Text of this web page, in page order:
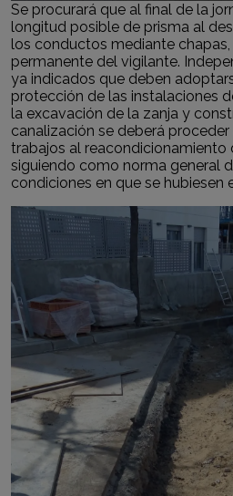
Se procurará que al final de la
longitud posible de prisma al
los conductos mediante
permanente del vigilante.
ya indicados que deben
protección de las instalaciones
la excavación de la zanja y
canalización se deberá
trabajos al reacondicionamiento
siguiendo como norma general
condiciones en que se hubiesen